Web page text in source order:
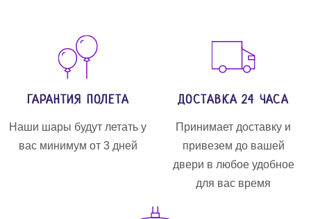
ГАРАНТИЯ ПОЛЕТА
Наши шары будут летать у
вас минимум от 3 дней
ДОСТАВКА 24 ЧАСА
Принимает доставку и
привезем до вашей
двери в любое удобное
для вас время